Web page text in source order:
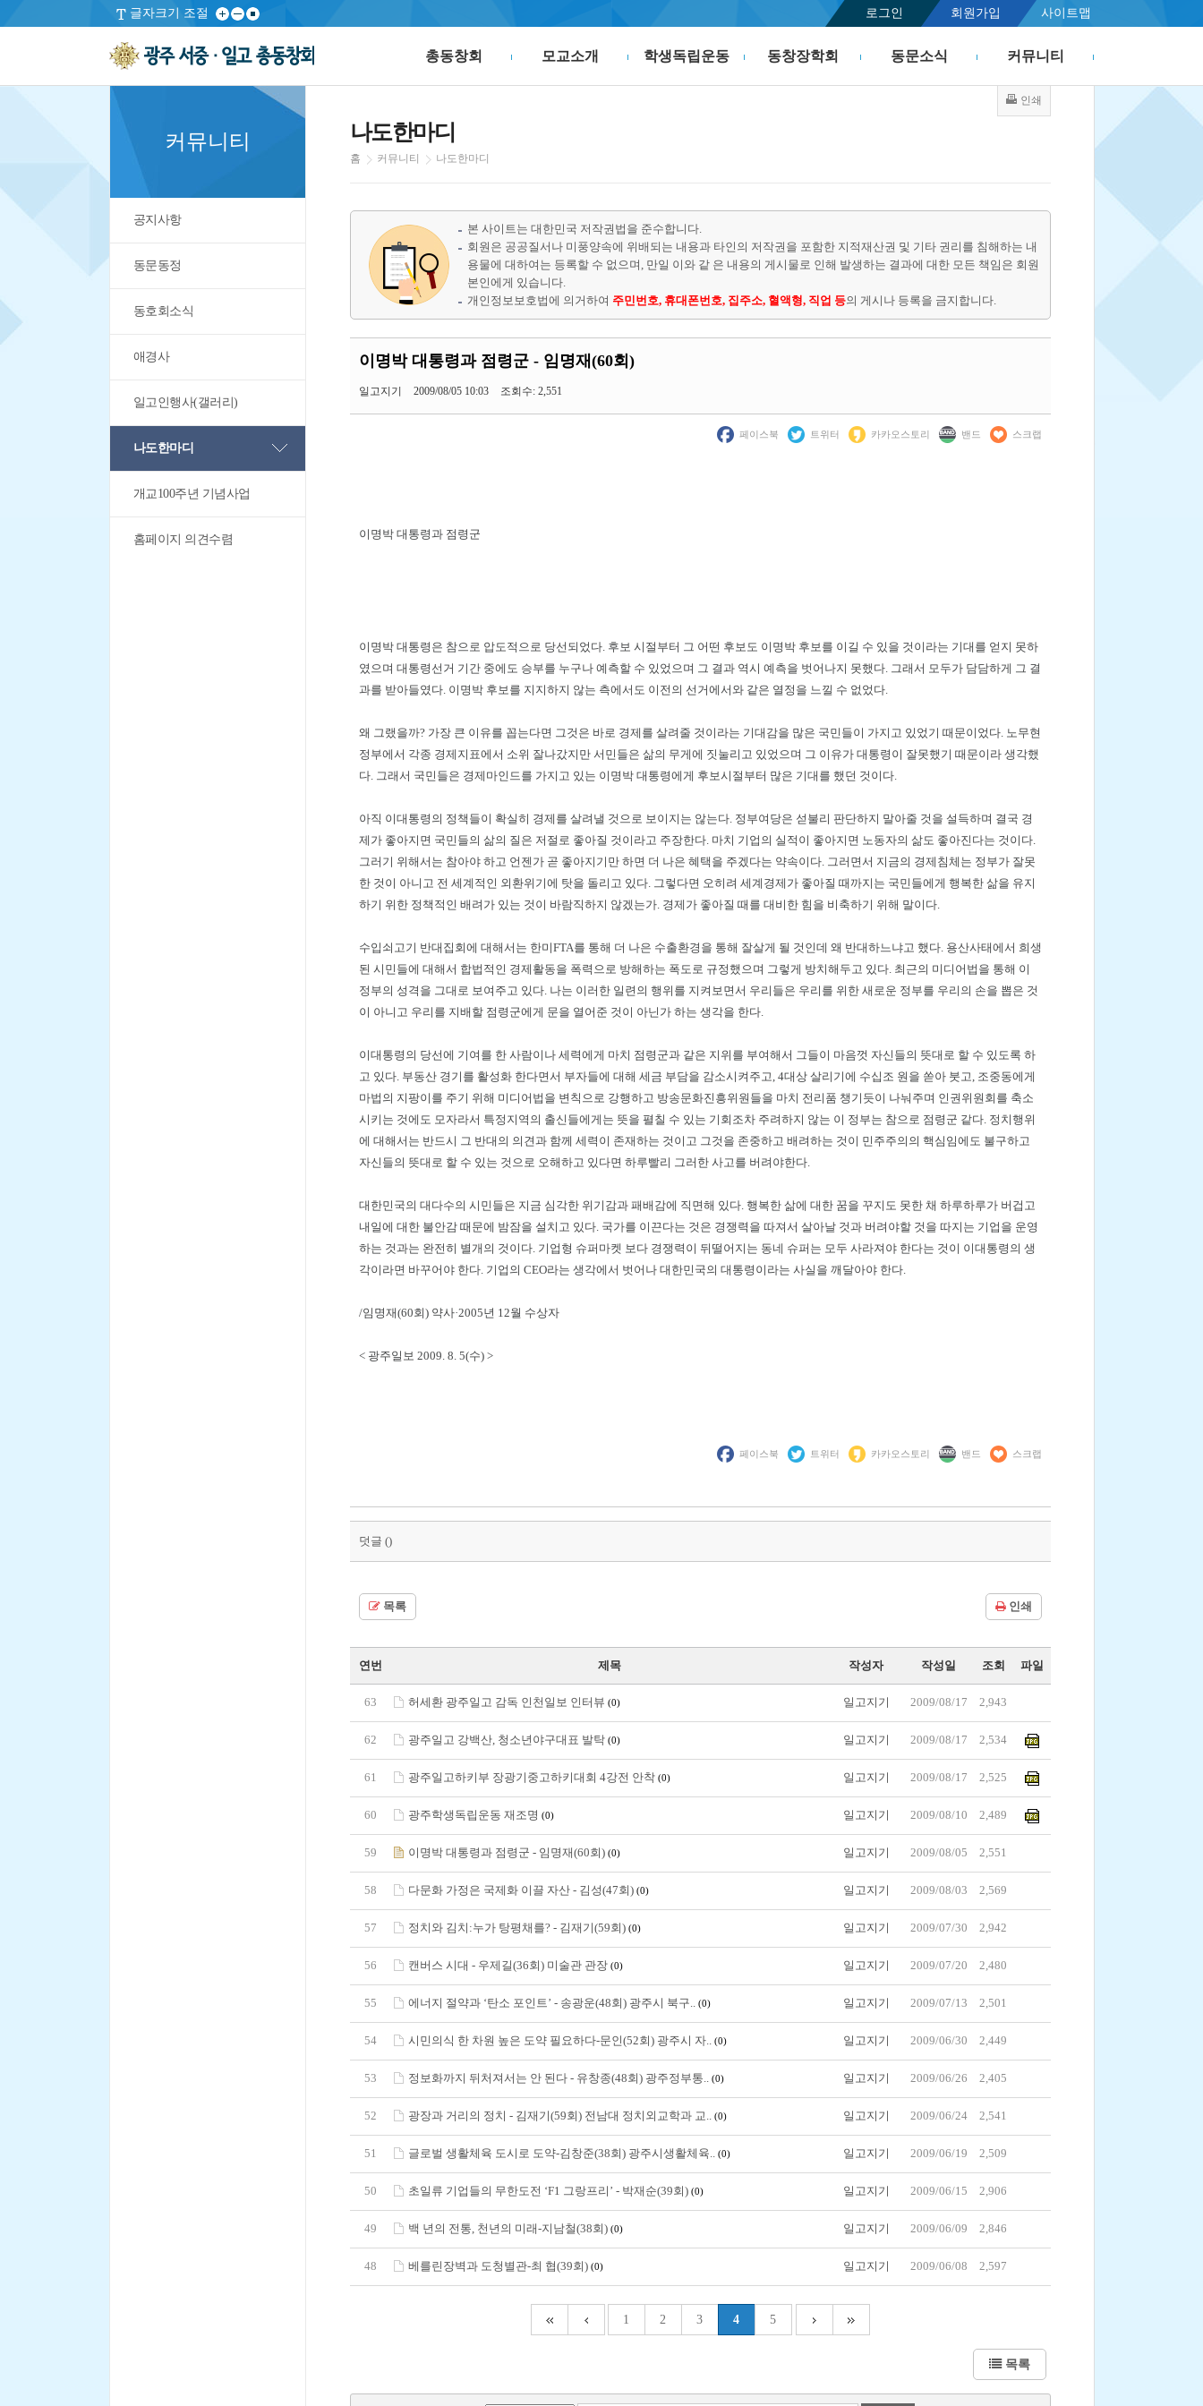
글자크기 조절 로그인 회원가입 사이트맵
총동창회 모교소개 학생독립운동 동창장학회 동문소식 커뮤니티
커뮤니티
공지사항
동문동정
동호회소식
애경사
일고인행사(갤러리)
나도한마디
개교100주년 기념사업
홈페이지 의견수렴
나도한마디
홈 커뮤니티 나도한마디
인쇄
본 사이트는 대한민국 저작권법을 준수합니다.
회원은 공공질서나 미풍양속에 위배되는 내용과 타인의 저작권을 포함한 지적재산권 및 기타 권리를 침해하는 내
용물에 대하여는 등록할 수 없으며, 만일 이와 같 은 내용의 게시물로 인해 발생하는 결과에 대한 모든 책임은 회원
본인에게 있습니다.
개인정보보호법에 의거하여 주민번호, 휴대폰번호, 집주소, 혈액형, 직업 등의 게시나 등록을 금지합니다.
이명박 대통령과 점령군 - 임명재(60회)
일고지기 2009/08/05 10:03 조회수: 2,551
페이스북 트위터 카카오스토리 밴드 스크랩
이명박 대통령과 점령군
이명박 대통령은 참으로 압도적으로 당선되었다. 후보 시절부터 그 어떤 후보도 이명박 후보를 이길 수 있을 것이라는 기대를 얻지 못하
였으며 대통령선거 기간 중에도 승부를 누구나 예측할 수 있었으며 그 결과 역시 예측을 벗어나지 못했다. 그래서 모두가 담담하게 그 결
과를 받아들였다. 이명박 후보를 지지하지 않는 측에서도 이전의 선거에서와 같은 열정을 느낄 수 없었다.
왜 그랬을까? 가장 큰 이유를 꼽는다면 그것은 바로 경제를 살려줄 것이라는 기대감을 많은 국민들이 가지고 있었기 때문이었다. 노무현
정부에서 각종 경제지표에서 소위 잘나갔지만 서민들은 삶의 무게에 짓눌리고 있었으며 그 이유가 대통령이 잘못했기 때문이라 생각했
다. 그래서 국민들은 경제마인드를 가지고 있는 이명박 대통령에게 후보시절부터 많은 기대를 했던 것이다.
아직 이대통령의 정책들이 확실히 경제를 살려낼 것으로 보이지는 않는다. 정부여당은 섣불리 판단하지 말아줄 것을 설득하며 결국 경
제가 좋아지면 국민들의 삶의 질은 저절로 좋아질 것이라고 주장한다. 마치 기업의 실적이 좋아지면 노동자의 삶도 좋아진다는 것이다.
그러기 위해서는 참아야 하고 언젠가 곧 좋아지기만 하면 더 나은 혜택을 주겠다는 약속이다. 그러면서 지금의 경제침체는 정부가 잘못
한 것이 아니고 전 세계적인 외환위기에 탓을 돌리고 있다. 그렇다면 오히려 세계경제가 좋아질 때까지는 국민들에게 행복한 삶을 유지
하기 위한 정책적인 배려가 있는 것이 바람직하지 않겠는가. 경제가 좋아질 때를 대비한 힘을 비축하기 위해 말이다.
수입쇠고기 반대집회에 대해서는 한미FTA를 통해 더 나은 수출환경을 통해 잘살게 될 것인데 왜 반대하느냐고 했다. 용산사태에서 희생
된 시민들에 대해서 합법적인 경제활동을 폭력으로 방해하는 폭도로 규정했으며 그렇게 방치해두고 있다. 최근의 미디어법을 통해 이
정부의 성격을 그대로 보여주고 있다. 나는 이러한 일련의 행위를 지켜보면서 우리들은 우리를 위한 새로운 정부를 우리의 손을 뽑은 것
이 아니고 우리를 지배할 점령군에게 문을 열어준 것이 아닌가 하는 생각을 한다.
이대통령의 당선에 기여를 한 사람이나 세력에게 마치 점령군과 같은 지위를 부여해서 그들이 마음껏 자신들의 뜻대로 할 수 있도록 하
고 있다. 부동산 경기를 활성화 한다면서 부자들에 대해 세금 부담을 감소시켜주고, 4대상 살리기에 수십조 원을 쏟아 붓고, 조중동에게
마법의 지팡이를 주기 위해 미디어법을 변칙으로 강행하고 방송문화진흥위원들을 마치 전리품 챙기듯이 나눠주며 인권위원회를 축소
시키는 것에도 모자라서 특정지역의 출신들에게는 뜻을 펼칠 수 있는 기회조차 주려하지 않는 이 정부는 참으로 점령군 같다. 정치행위
에 대해서는 반드시 그 반대의 의견과 함께 세력이 존재하는 것이고 그것을 존중하고 배려하는 것이 민주주의의 핵심임에도 불구하고
자신들의 뜻대로 할 수 있는 것으로 오해하고 있다면 하루빨리 그러한 사고를 버려야한다.
대한민국의 대다수의 시민들은 지금 심각한 위기감과 패배감에 직면해 있다. 행복한 삶에 대한 꿈을 꾸지도 못한 채 하루하루가 버겁고
내일에 대한 불안감 때문에 밤잠을 설치고 있다. 국가를 이끈다는 것은 경쟁력을 따져서 살아날 것과 버려야할 것을 따지는 기업을 운영
하는 것과는 완전히 별개의 것이다. 기업형 슈퍼마켓 보다 경쟁력이 뒤떨어지는 동네 슈퍼는 모두 사라져야 한다는 것이 이대통령의 생
각이라면 바꾸어야 한다. 기업의 CEO라는 생각에서 벗어나 대한민국의 대통령이라는 사실을 깨달아야 한다.
/임명재(60회) 약사·2005년 12월 수상자
< 광주일보 2009. 8. 5(수) >
페이스북 트위터 카카오스토리 밴드 스크랩
덧글 ()
목록 인쇄
연번 제목 작성자 작성일 조회 파일
63 허세환 광주일고 감독 인천일보 인터뷰 (0) 일고지기 2009/08/17 2,943
62 광주일고 강백산, 청소년야구대표 발탁 (0) 일고지기 2009/08/17 2,534
61 광주일고하키부 장광기중고하키대회 4강전 안착 (0) 일고지기 2009/08/17 2,525
60 광주학생독립운동 재조명 (0) 일고지기 2009/08/10 2,489
59 이명박 대통령과 점령군 - 임명재(60회) (0) 일고지기 2009/08/05 2,551
58 다문화 가정은 국제화 이끌 자산 - 김성(47회) (0) 일고지기 2009/08/03 2,569
57 정치와 김치:누가 탕평채를? - 김재기(59회) (0) 일고지기 2009/07/30 2,942
56 캔버스 시대 - 우제길(36회) 미술관 관장 (0) 일고지기 2009/07/20 2,480
55 에너지 절약과 ‘탄소 포인트’ - 송광운(48회) 광주시 북구.. (0) 일고지기 2009/07/13 2,501
54 시민의식 한 차원 높은 도약 필요하다-문인(52회) 광주시 자.. (0) 일고지기 2009/06/30 2,449
53 정보화까지 뒤처져서는 안 된다 - 유창종(48회) 광주정부통.. (0) 일고지기 2009/06/26 2,405
52 광장과 거리의 정치 - 김재기(59회) 전남대 정치외교학과 교.. (0) 일고지기 2009/06/24 2,541
51 글로벌 생활체육 도시로 도약-김창준(38회) 광주시생활체육.. (0) 일고지기 2009/06/19 2,509
50 초일류 기업들의 무한도전 ‘F1 그랑프리’ - 박재순(39회) (0) 일고지기 2009/06/15 2,906
49 백 년의 전통, 천년의 미래-지남철(38회) (0) 일고지기 2009/06/09 2,846
48 베를린장벽과 도청별관-최 협(39회) (0) 일고지기 2009/06/08 2,597
1 2 3 4 5
목록